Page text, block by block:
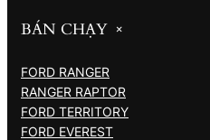
BÁN CHẠY +
FORD RANGER
RANGER RAPTOR
FORD TERRITORY
FORD EVEREST